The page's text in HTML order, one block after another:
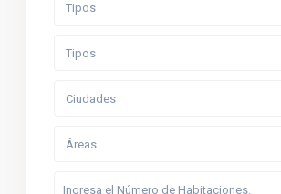
Tipos
Tipos
Ciudades
Áreas